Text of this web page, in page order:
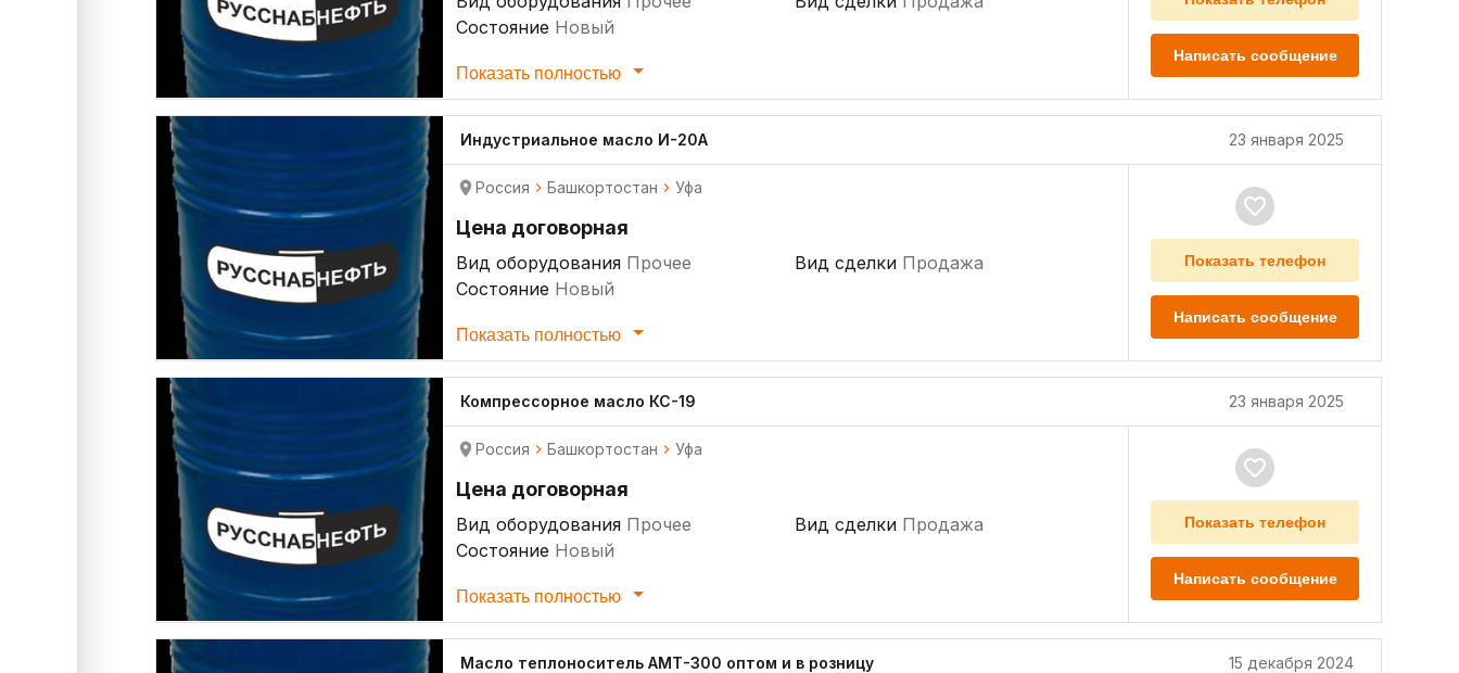
Состояние Новый
Показать полностью
Написать сообщение
Индустриальное масло И-20А 23 января 2025
Россия Башкортостан Уфа
Цена договорная
Вид оборудования Прочее
Состояние Новый
Вид сделки Продажа
Показать полностью
Показать телефон
Написать сообщение
Компрессорное масло КС-19 23 января 2025
Россия Башкортостан Уфа
Цена договорная
Вид оборудования Прочее
Состояние Новый
Вид сделки Продажа
Показать полностью
Показать телефон
Написать сообщение
Масло теплоноситель АМТ-300 оптом и в розницу 15 декабря 2024